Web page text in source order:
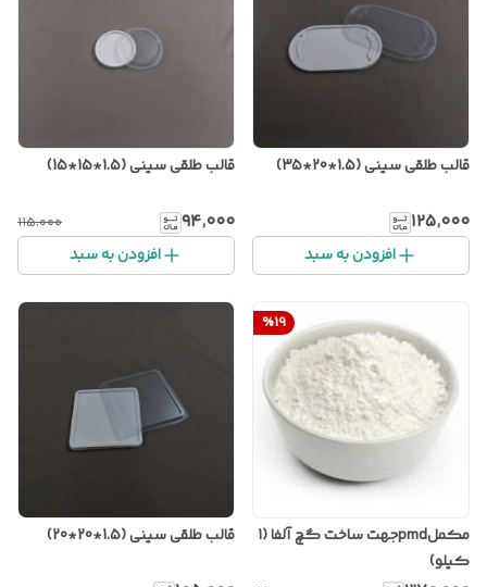
قالب طلقی سینی (1.5*20*35)
۱۲۵٬۰۰۰
افزودن به سبد
قالب طلقی سینی (1.5*15*15)
۹۴٬۰۰۰ ۱۱۵٬۰۰۰
افزودن به سبد
%19
مکملpmdجهت ساخت گچ آلفا (1
کیلو)
قالب طلقی سینی (1.5*20*20)